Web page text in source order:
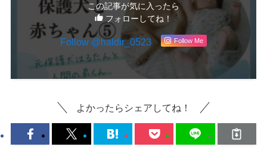
この記事が気に入ったら
フォローしてね！
Follow @haldir_0523 Follow Me
よかったらシェアしてね！